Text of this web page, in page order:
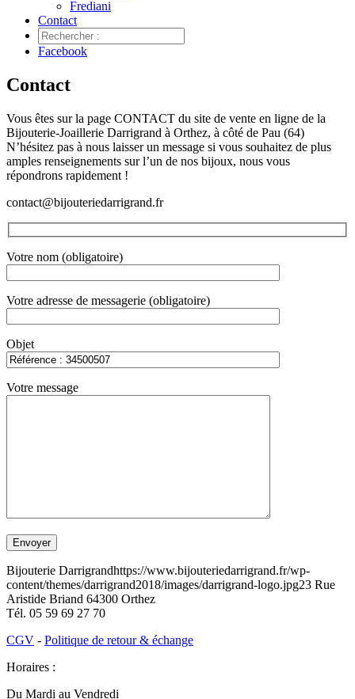
Frediani
Contact
Facebook
Contact
Vous êtes sur la page CONTACT du site de vente en ligne de la
Bijouterie-Joaillerie Darrigrand à Orthez, à côté de Pau (64)
N’hésitez pas à nous laisser un message si vous souhaitez de plus
amples renseignements sur l’un de nos bijoux, nous vous
répondrons rapidement !
contact@bijouteriedarrigrand.fr
Votre nom (obligatoire)
Votre adresse de messagerie (obligatoire)
Objet
Votre message
Bijouterie Darrigrandhttps://www.bijouteriedarrigrand.fr/wp-
content/themes/darrigrand2018/images/darrigrand-logo.jpg23 Rue
Aristide Briand 64300 Orthez
Tél. 05 59 69 27 70
CGV - Politique de retour & échange
Horaires :
Du Mardi au Vendredi